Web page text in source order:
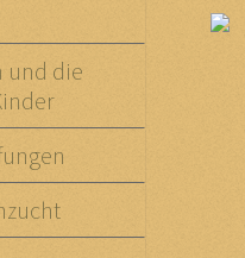
und die